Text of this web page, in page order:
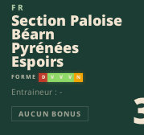
FR
Section Paloise
Béarn
Pyrénées
Espoirs
FORME D V V V N
Entraineur : -
AUCUN BONUS